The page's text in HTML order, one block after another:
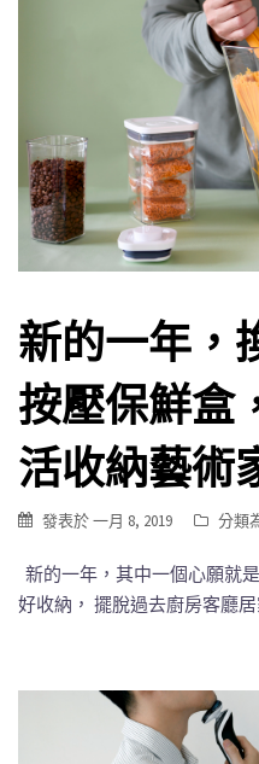
新的一年，
按壓保鮮盒
活收納藝術
發表於一月 8, 2019 分類
新的一年，其中一個心願就
好收納， 擺脫過去廚房客廳